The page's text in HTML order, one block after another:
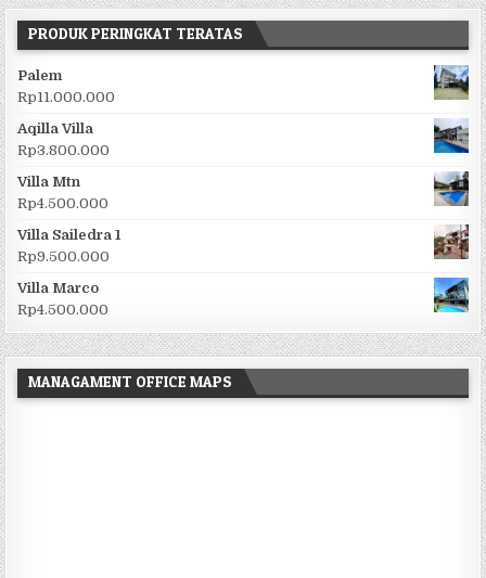
PRODUK PERINGKAT TERATAS
Palem
Rp11.000.000
Aqilla Villa
Rp3.800.000
Villa Mtn
Rp4.500.000
Villa Sailedra 1
Rp9.500.000
Villa Marco
Rp4.500.000
MANAGAMENT OFFICE MAPS